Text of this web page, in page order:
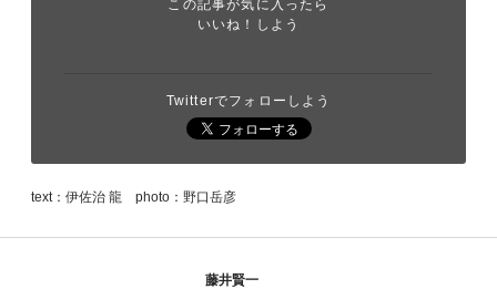
この記事が気に入ったら
いいね！しよう
Twitterでフォローしよう
text：伊佐治 龍 photo：野口岳彦
藤井賢一